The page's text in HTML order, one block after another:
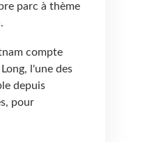
parc à thème
compte
l'une des
depuis
pour